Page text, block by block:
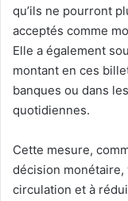
qu’ils ne pourront
acceptés comme
Elle a également
montant en ces
banques ou dans
quotidiennes.
Cette mesure,
décision
circulation et à